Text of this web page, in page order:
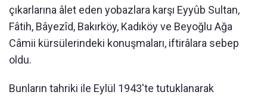
çıkarlarına âlet eden yobazlara karşı Eyyûb Sultan,
Fâtih, Bâyezîd, Bakırköy, Kadıköy ve Beyoğlu Ağa
Câmii kürsülerindeki konuşmaları, iftirâlara sebep
oldu.
Bunların tahriki ile Eylül 1943'te tutuklanarak